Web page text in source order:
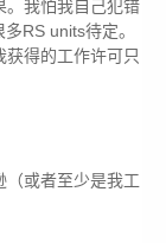
。我怕我自己犯错
RS units待定。
得的工作许可只
（或者至少是我工